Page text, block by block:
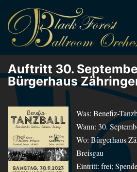
primary
navigation
content
footer
Start Auftritte Über
Auftritt 30.
Bürgerhaus
Was: Benefiz-
Wann: 30.
Wo: Bürgerhaus
Breisgau
Eintritt: frei;